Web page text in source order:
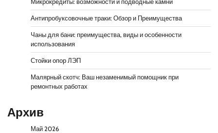
Микрокредиты: возможности и подводные камни
Антипробуксовочные траки: Обзор и Преимущества
Чаны для бани: преимущества, виды и особенности
использования
Стойки опор ЛЭП
Малярный скотч: Ваш незаменимый помощник при
ремонтных работах
Архив
Май 2026